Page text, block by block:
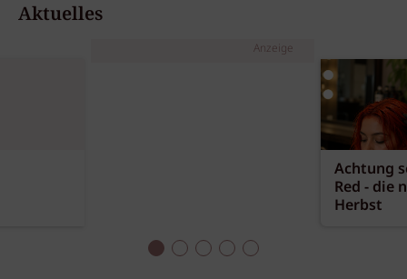
Aktuelles
Anzeige
Achtung
Red - die
Herbst